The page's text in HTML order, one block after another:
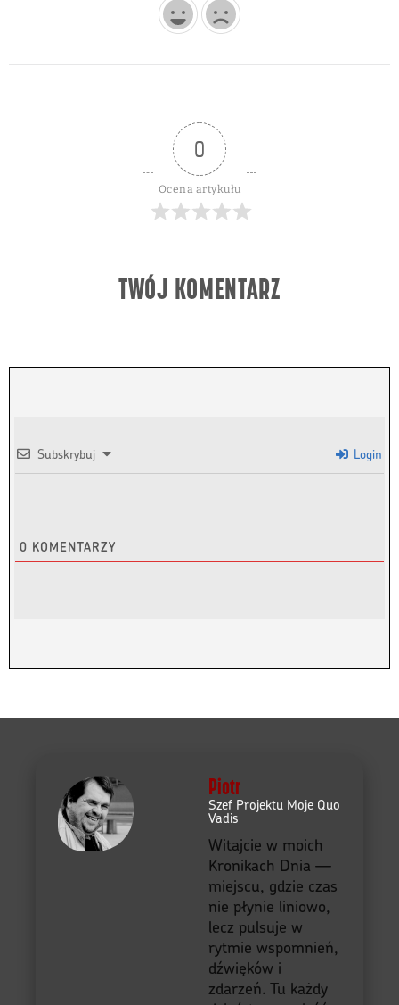
POBIERZ KOD QR
Czy artykuł się podobał?
0KOMENTARZY
Piotr
Szef Projektu Moje Quo
Vadis